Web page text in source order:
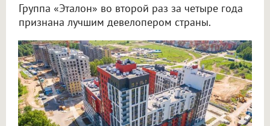
Группа «Эталон» во второй раз за четыре года
признана лучшим девелопером страны.